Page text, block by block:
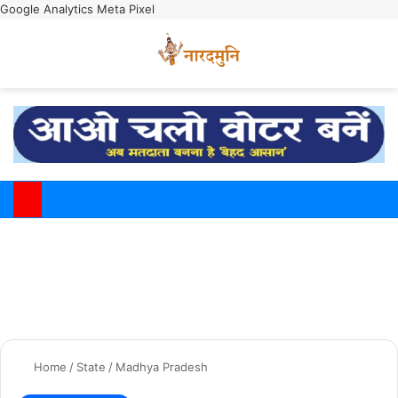
Google Analytics Meta Pixel
Home / State / Madhya Pradesh